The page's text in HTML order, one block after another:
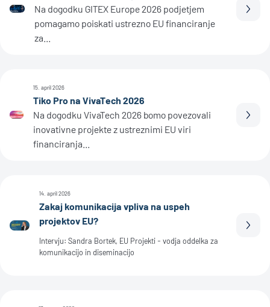
Na dogodku GITEX Europe 2026 podjetjem
pomagamo poiskati ustrezno EU financiranje
za...
15. april 2026
Tiko Pro na VivaTech 2026
Na dogodku VivaTech 2026 bomo povezovali
inovativne projekte z ustreznimi EU viri
financiranja...
14. april 2026
Zakaj komunikacija vpliva na uspeh
projektov EU?
Intervju: Sandra Bortek, EU Projekti - vodja oddelka za
komunikacijo in diseminacijo